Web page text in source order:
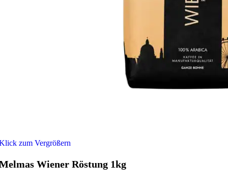
zum Vergrößern
Wiener Röstung 1kg